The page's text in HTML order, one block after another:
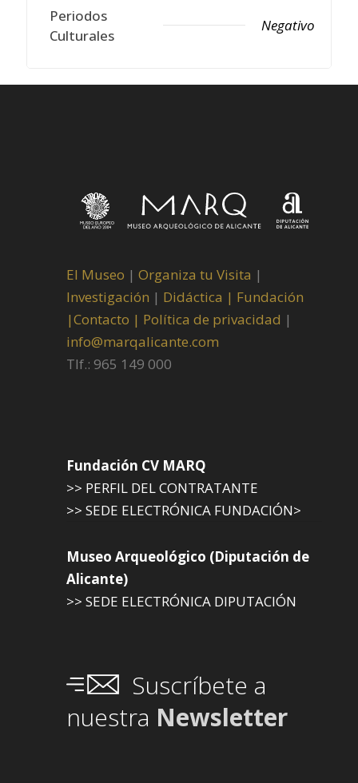
Periodos
Culturales
Negativo
El Museo | Organiza tu Visita |
Investigación | Didáctica | Fundación
|Contacto | Política de privacidad |
info@marqalicante.com
Tlf.: 965 149 000
Fundación CV MARQ
>> PERFIL DEL CONTRATANTE
>> SEDE ELECTRÓNICA FUNDACIÓN>
Museo Arqueológico (Diputación de
Alicante)
>> SEDE ELECTRÓNICA DIPUTACIÓN
Suscríbete a
nuestra Newsletter